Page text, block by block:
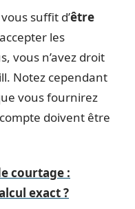
suffit d’être
les
vous n’avez droit
Notez cependant
vous fournirez
doivent être
courtage :
exact ?